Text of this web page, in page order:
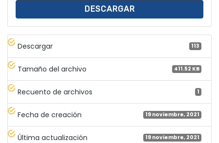
DESCARGAR
Descargar 113
Tamaño del archivo 411.52 KB
Recuento de archivos 1
Fecha de creación 19 noviembre, 2021
Última actualización 19 noviembre, 2021